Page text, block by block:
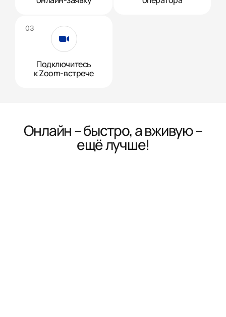
Подключитесь
к Zoom-встрече
Онлайн – быстро, а вживую –
ещё лучше!